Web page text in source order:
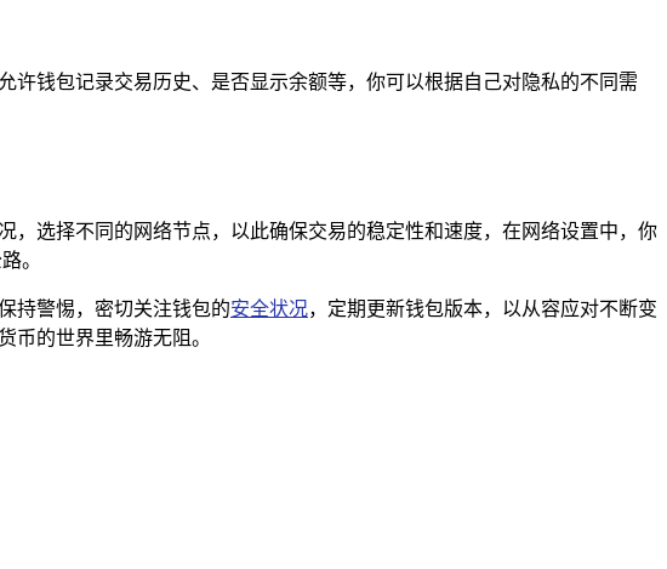
钱包记录交易历史、是否显示余额等，你可以根据自己对隐私的不同需
选择不同的网络节点，以此确保交易的稳定性和速度，在网络设置中，你
。
持警惕，密切关注钱包的安全状况，定期更新钱包版本，以从容应对不断变
币的世界里畅游无阻。